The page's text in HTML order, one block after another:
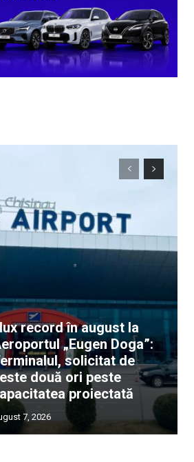
record în august la
„Eugen Doga”:
solicitat de
două ori peste
proiectată
7, 2026